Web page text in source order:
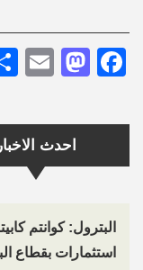
احدث الاخبار
البترول: كوانتم
استثمارات بقطاع